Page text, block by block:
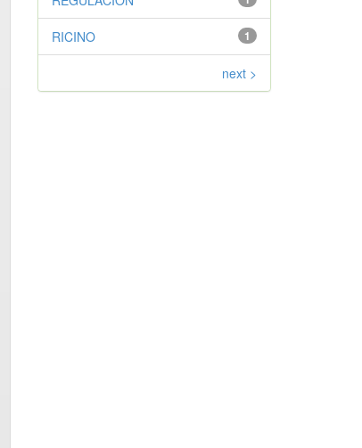
1
RICINO
next >